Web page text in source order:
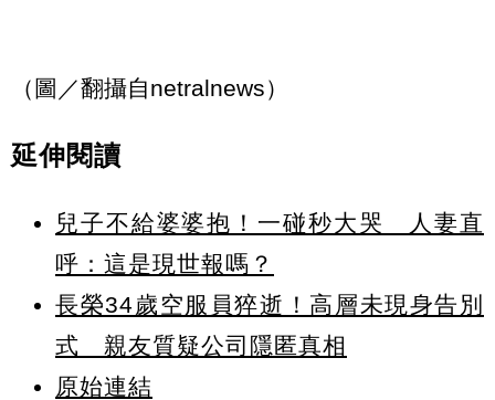
（圖／翻攝自netralnews）
延伸閱讀
兒子不給婆婆抱！一碰秒大哭 人妻直
呼：這是現世報嗎？
長榮34歲空服員猝逝！高層未現身告別
式 親友質疑公司隱匿真相
原始連結